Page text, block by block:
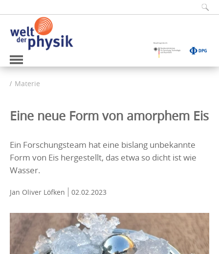
Materie
Eine neue Form von amorphem Eis
Ein Forschungsteam hat eine bislang unbekannte
Form von Eis hergestellt, das etwa so dicht ist wie
Wasser.
Jan Oliver Löfken 02.02.2023